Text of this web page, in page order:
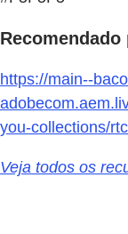
Recomendado
https://main--
you-collections/
Veja todos os